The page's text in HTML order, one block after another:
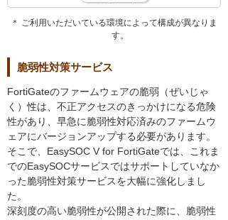
＊ ご利用いただいている環境によって構成が異なりま
す。
脆弱性対策サービス
FortiGateのファームウェアの脆弱（ぜいじゃ
く）性は、不正アクセスのきっかけになる危険
性があり、早急に脆弱性対応済みのファームウ
ェアにバージョンアップする必要があります。
そこで、EasySOC V for FortiGateでは、これま
でのEasySOCサービスではサポートしていなか
った脆弱性対策サービスを大幅に強化しまし
た。
深刻度の高い脆弱性が公開された際に、脆弱性